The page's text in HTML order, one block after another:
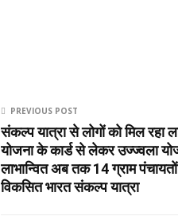
PREVIOUS POST
संकल्प यात्रा से लोगों को मिल रहा
योजना के कार्ड से लेकर उज्ज्वला
लाभान्वित अब तक 14 ग्राम
विकसित भारत संकल्प यात्रा